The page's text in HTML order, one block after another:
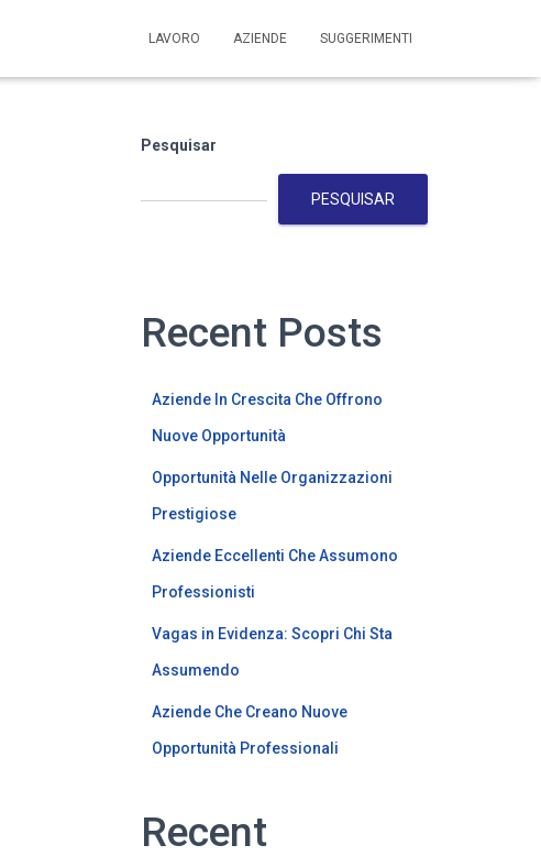
LAVORO AZIENDE SUGGERIMENTI
Pesquisar
PESQUISAR
Recent Posts
Aziende In Crescita Che Offrono
Nuove Opportunità
Opportunità Nelle Organizzazioni
Prestigiose
Aziende Eccellenti Che Assumono
Professionisti
Vagas in Evidenza: Scopri Chi Sta
Assumendo
Aziende Che Creano Nuove
Opportunità Professionali
Recent